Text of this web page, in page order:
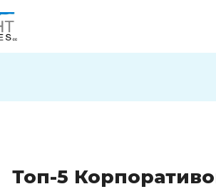
Топ-5